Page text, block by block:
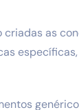
as